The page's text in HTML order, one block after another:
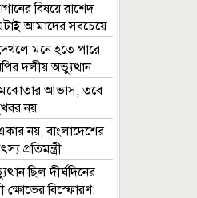
বিষয়ে রাশেদ
আমাদের সবচেয়ে
মনে হতে পারে
দলীয় অভ্যুত্থান
আভাস, তবে
নয়
নয়, বাংলাদেশের
প্রতিমন্ত্রী
ছিল দীর্ঘদিনের
ক্ষোভের বিস্ফোরণ: